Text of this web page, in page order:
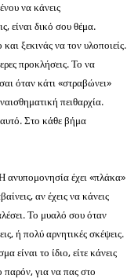
να κάνεις
είναι δικό σου θέμα.
ξεκινάς να τον υλοποιείς.
προκλήσεις. Το να
όταν κάτι «στραβώνει»
πειθαρχία.
Στο κάθε βήμα
ανυπομονησία έχει «πλάκα»
αν έχεις να κάνεις
Το μυαλό σου όταν
ή πολύ αρνητικές σκέψεις.
είναι το ίδιο, είτε κάνεις
παρόν, για να πας στο